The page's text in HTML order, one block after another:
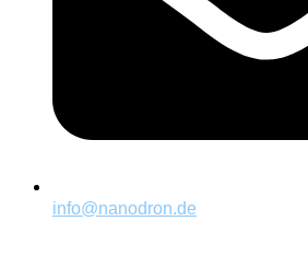
info@nanodron.de